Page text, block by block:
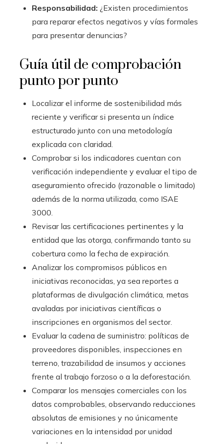
Responsabilidad: ¿Existen procedimientos
para reparar efectos negativos y vías formales
para presentar denuncias?
Guía útil de comprobación
punto por punto
Localizar el informe de sostenibilidad más
reciente y verificar si presenta un índice
estructurado junto con una metodología
explicada con claridad.
Comprobar si los indicadores cuentan con
verificación independiente y evaluar el tipo de
aseguramiento ofrecido (razonable o limitado)
además de la norma utilizada, como ISAE
3000.
Revisar las certificaciones pertinentes y la
entidad que las otorga, confirmando tanto su
cobertura como la fecha de expiración.
Analizar los compromisos públicos en
iniciativas reconocidas, ya sea reportes a
plataformas de divulgación climática, metas
avaladas por iniciativas científicas o
inscripciones en organismos del sector.
Evaluar la cadena de suministro: políticas de
proveedores disponibles, inspecciones en
terreno, trazabilidad de insumos y acciones
frente al trabajo forzoso o a la deforestación.
Comparar los mensajes comerciales con los
datos comprobables, observando reducciones
absolutas de emisiones y no únicamente
variaciones en la intensidad por unidad